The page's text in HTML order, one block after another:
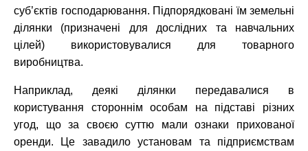
суб’єктів господарювання. Підпорядковані їм земельні
ділянки (призначені для дослідних та навчальних
цілей) використовувалися для товарного
виробництва.
Наприклад, деякі ділянки передавалися в
користування стороннім особам на підставі різних
угод, що за своєю суттю мали ознаки прихованої
оренди. Це завадило установам та підприємствам